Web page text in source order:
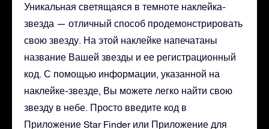
Уникальная светящаяся в темноте наклейка-
звезда — отличный способ продемонстрировать
свою звезду. На этой наклейке напечатаны
название Вашей звезды и ее регистрационный
код. С помощью информации, указанной на
наклейке-звезде, Вы можете легко найти свою
звезду в небе. Просто введите код в
Приложение Star Finder или Приложение для